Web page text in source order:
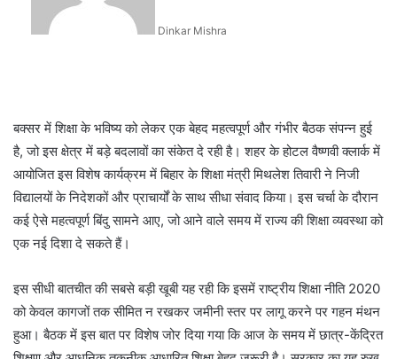
Dinkar Mishra
बक्सर में शिक्षा के भविष्य को लेकर एक बेहद महत्वपूर्ण और गंभीर बैठक संपन्न हुई
है, जो इस क्षेत्र में बड़े बदलावों का संकेत दे रही है। शहर के होटल वैष्णवी क्लार्क में
आयोजित इस विशेष कार्यक्रम में बिहार के शिक्षा मंत्री मिथलेश तिवारी ने निजी
विद्यालयों के निदेशकों और प्राचार्यों के साथ सीधा संवाद किया। इस चर्चा के दौरान
कई ऐसे महत्वपूर्ण बिंदु सामने आए, जो आने वाले समय में राज्य की शिक्षा व्यवस्था को
एक नई दिशा दे सकते हैं।
इस सीधी बातचीत की सबसे बड़ी खूबी यह रही कि इसमें राष्ट्रीय शिक्षा नीति 2020
को केवल कागजों तक सीमित न रखकर जमीनी स्तर पर लागू करने पर गहन मंथन
हुआ। बैठक में इस बात पर विशेष जोर दिया गया कि आज के समय में छात्र-केंद्रित